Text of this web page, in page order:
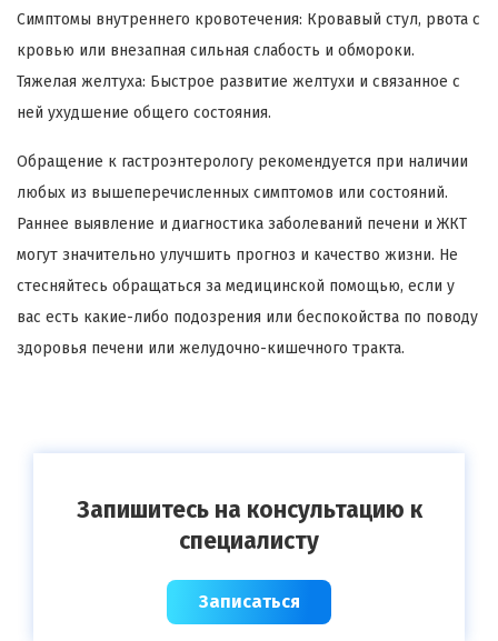
Симптомы внутреннего кровотечения: Кровавый стул, рвота с
кровью или внезапная сильная слабость и обмороки.
Тяжелая желтуха: Быстрое развитие желтухи и связанное с
ней ухудшение общего состояния.
Обращение к гастроэнтерологу рекомендуется при наличии
любых из вышеперечисленных симптомов или состояний.
Раннее выявление и диагностика заболеваний печени и ЖКТ
могут значительно улучшить прогноз и качество жизни. Не
стесняйтесь обращаться за медицинской помощью, если у
вас есть какие-либо подозрения или беспокойства по поводу
здоровья печени или желудочно-кишечного тракта.
Запишитесь на консультацию к
специалисту
Записаться